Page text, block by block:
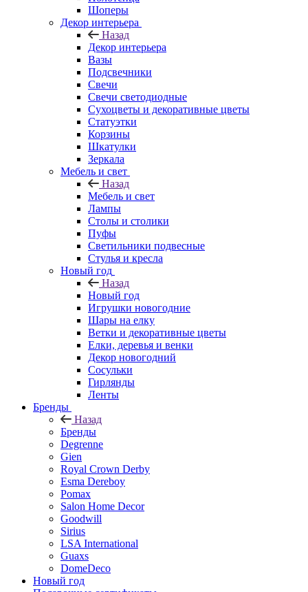
Шоперы
Декор интерьера
Назад
Декор интерьера
Вазы
Подсвечники
Свечи
Свечи светодиодные
Сухоцветы и декоративные цветы
Статуэтки
Корзины
Шкатулки
Зеркала
Мебель и свет
Назад
Мебель и свет
Лампы
Столы и столики
Пуфы
Светильники подвесные
Стулья и кресла
Новый год
Назад
Новый год
Игрушки новогодние
Шары на елку
Ветки и декоративные цветы
Елки, деревья и венки
Декор новогодний
Сосульки
Гирлянды
Ленты
Бренды
Назад
Бренды
Degrenne
Gien
Royal Crown Derby
Esma Dereboy
Pomax
Salon Home Decor
Goodwill
Sirius
LSA International
Guaxs
DomeDeco
Новый год